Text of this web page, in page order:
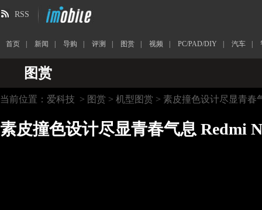
RSS
首页 新闻 导购 评测 图赏 视频 PC/PAD/DIY 汽车
图赏
当前位置： 爱科技 > 图赏 > 机型图赏 > 素皮撞色设计尽显青春
素皮撞色设计尽显青春气息 Redmi